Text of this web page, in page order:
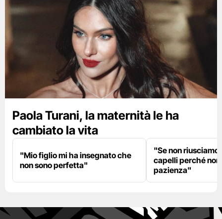
Paola Turani, la maternità le ha
cambiato la vita
"Mio figlio mi ha insegnato che
non sono perfetta"
"Se non riusciamo
capelli perché
pazienza"